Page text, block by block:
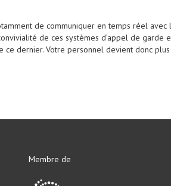
de communiquer en temps réel
de ces systèmes d’appel de garde
dernier. Votre personnel devient donc
Membre de